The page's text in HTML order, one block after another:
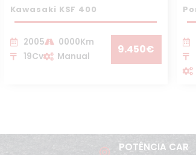
Kawasaki KSF 400
2005
0000Km
19Cv
Manual
9.450€
POTÊNCIA CAR